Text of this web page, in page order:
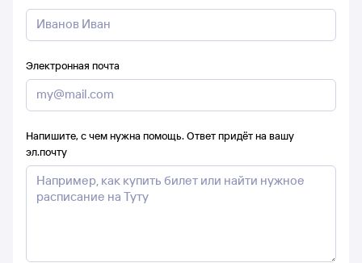
Электронная почта
Напишите, с чем нужна помощь. Ответ придёт на вашу
эл.почту